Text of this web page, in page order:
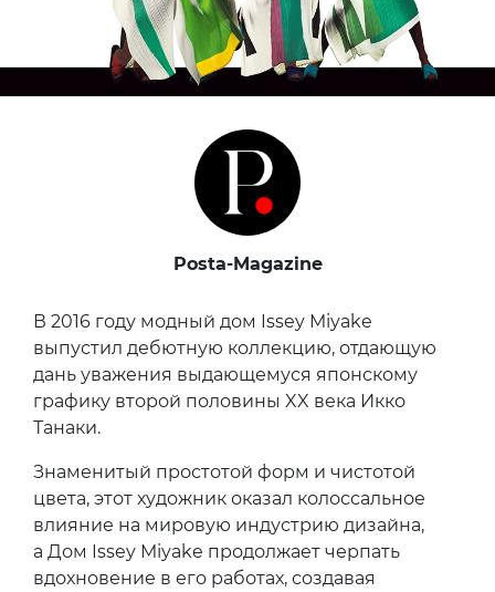
Posta-Magazine
В 2016 году модный дом Issey Miyake
выпустил дебютную коллекцию, отдающую
дань уважения выдающемуся японскому
графику второй половины XX века Икко
Танаки.
Знаменитый простотой форм и чистотой
цвета, этот художник оказал колоссальное
влияние на мировую индустрию дизайна,
а Дом Issey Miyake продолжает черпать
вдохновение в его работах, создавая